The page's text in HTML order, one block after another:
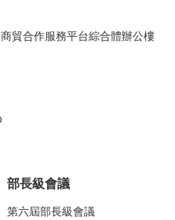
貿合作服務平台綜合體辦公樓
部長級會議
第六屆部長級會議